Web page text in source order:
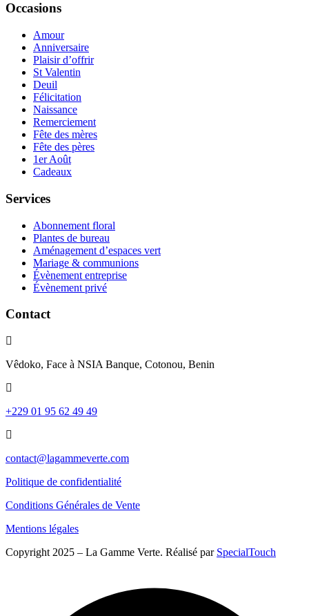
Occasions
Amour
Anniversaire
Plaisir d’offrir
St Valentin
Deuil
Félicitation
Naissance
Remerciement
Fête des mères
Fête des pères
1er Août
Cadeaux
Services
Abonnement floral
Plantes de bureau
Aménagement d’espaces vert
Mariage & communions
Évènement entreprise
Évènement privé
Contact
Vêdoko, Face à NSIA Banque, Cotonou, Benin
+229 01 95 62 49 49
contact@lagammeverte.com
Politique de confidentialité
Conditions Générales de Vente
Mentions légales
Copyright 2025 – La Gamme Verte. Réalisé par SpecialTouch